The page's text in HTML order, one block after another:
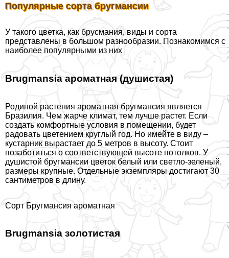
Популярные сорта бругмансии
У такого цветка, как брусмания, виды и сорта
представлены в большом разнообразии. Познакомимся с
наиболее популярными из них
Brugmansia ароматная (душистая)
Родиной растения ароматная бругмансия является
Бразилия. Чем жарче климат, тем лучше растет. Если
создать комфортные условия в помещении, будет
радовать цветением круглый год. Но имейте в виду –
кустарник вырастает до 5 метров в высоту. Стоит
позаботиться о соответствующей высоте потолков. У
душистой бругмансии цветок белый или светло-зеленый,
размеры крупные. Отдельные экземпляры достигают 30
сантиметров в длину.
Сорт Бругмансия ароматная
Brugmansia золотистая